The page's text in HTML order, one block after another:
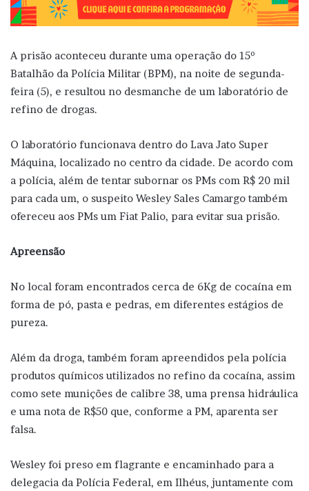
A prisão aconteceu durante uma operação do 15º
Batalhão da Polícia Militar (BPM), na noite de segunda-
feira (5), e resultou no desmanche de um laboratório de
refino de drogas.
O laboratório funcionava dentro do Lava Jato Super
Máquina, localizado no centro da cidade. De acordo com
a polícia, além de tentar subornar os PMs com R$ 20 mil
para cada um, o suspeito Wesley Sales Camargo também
ofereceu aos PMs um Fiat Palio, para evitar sua prisão.
Apreensão
No local foram encontrados cerca de 6Kg de cocaína em
forma de pó, pasta e pedras, em diferentes estágios de
pureza.
Além da droga, também foram apreendidos pela polícia
produtos químicos utilizados no refino da cocaína, assim
como sete munições de calibre 38, uma prensa hidráulica
e uma nota de R$50 que, conforme a PM, aparenta ser
falsa.
Wesley foi preso em flagrante e encaminhado para a
delegacia da Polícia Federal, em Ilhéus, juntamente com